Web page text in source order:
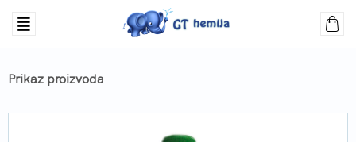
Prikaz proizvoda